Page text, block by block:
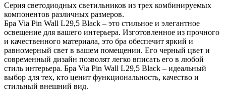
Серия светодиодных светильников из трех комбинируемых
компонентов различных размеров.
Бра Via Pin Wall L29,5 Black – это стильное и элегантное
освещение для вашего интерьера. Изготовленное из прочного
и качественного материала, это бра обеспечит яркий и
равномерный свет в вашем помещении. Его черный цвет и
современный дизайн позволят легко вписать его в любой
стиль интерьера. Бра Via Pin Wall L29,5 Black – идеальный
выбор для тех, кто ценит функциональность, качество и
стильный внешний вид.